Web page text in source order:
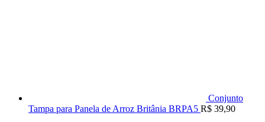
Conjunto
Tampa para Panela de Arroz Britânia BRPA5 R$ 39,90